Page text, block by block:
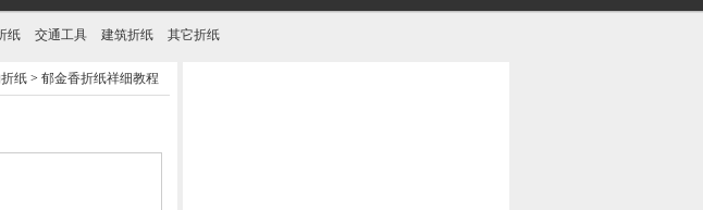
纸 交通工具 建筑折纸 其它折纸
纸 >郁金香折纸祥细教程